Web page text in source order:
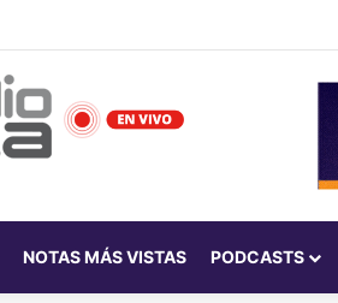
NOTAS MÁS VISTAS PODCASTS